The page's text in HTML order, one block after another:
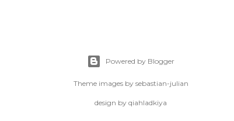
Powered by Blogger
Theme images by sebastian-julian
design by qiahladkiya